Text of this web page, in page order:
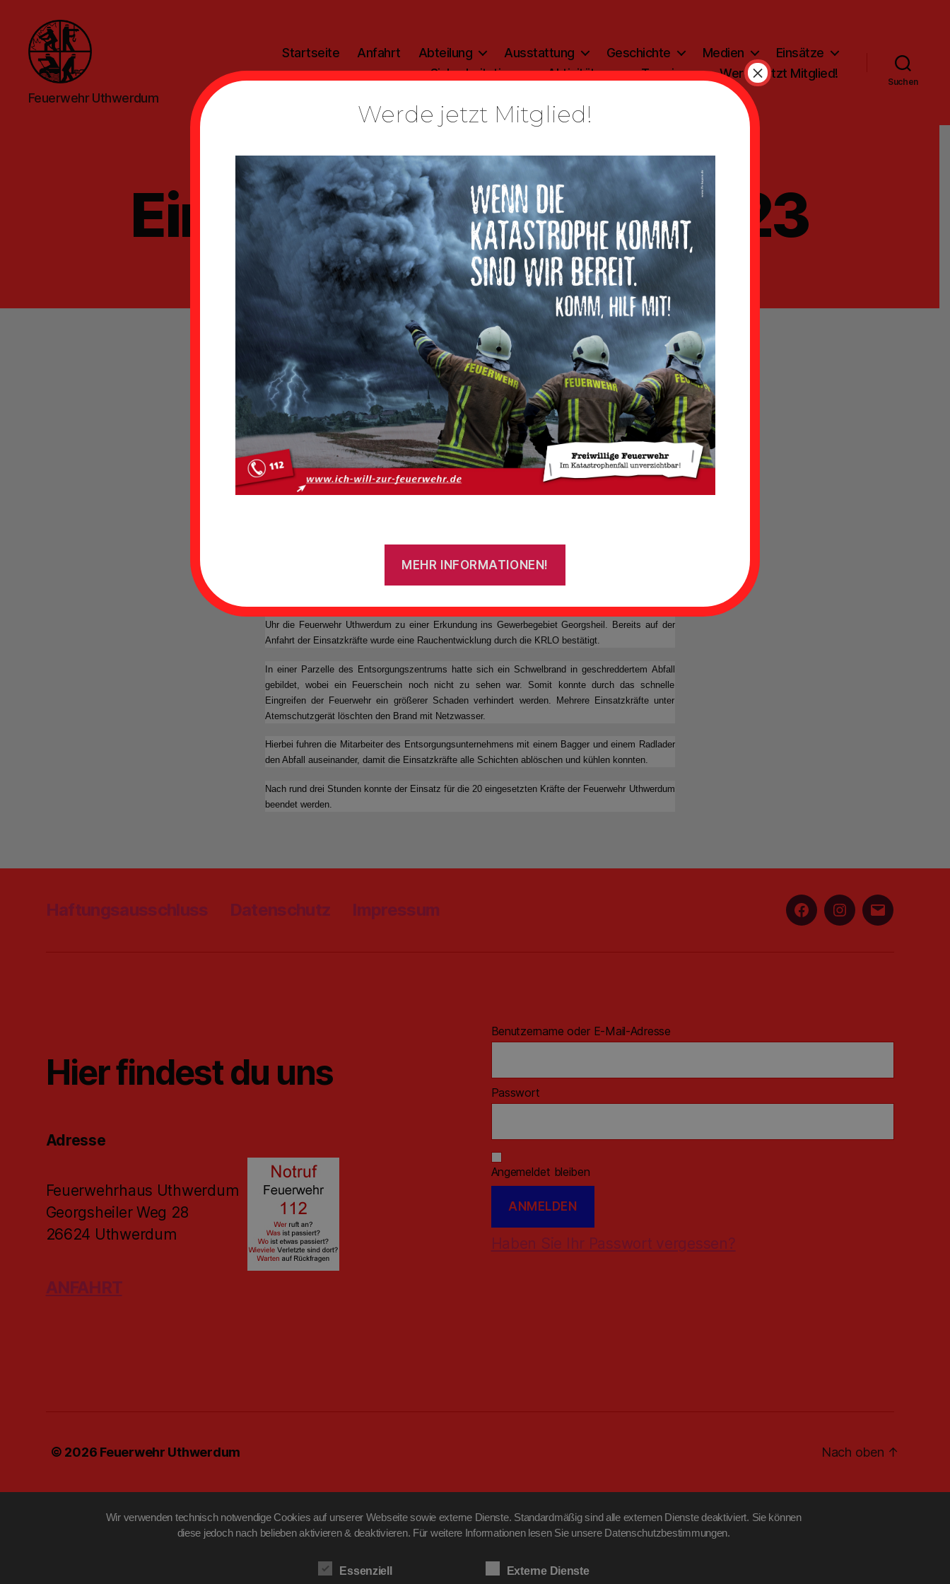
Feuerwehr
Uthwerdum
Feuerwehr Uthwerdum
Startseite Anfahrt Abteilung Ausstattung Geschichte Medien
Einsätze
Sicherheitstipp
Aktivitäten Termine Werde jetzt Mitglied!
Suchen
ALLGEMEIN
Einsatzinfo: 2020-07-23
Beitragsautor
Von admin Veröffentlichungsdatum
24. Juli 2020
Schwelbrand im Entsorgungszentrum
Am Donnerstagabend alarmierte die Kooperative Regionalleitstelle Ostfriesland (KRLO) gegen 21:30
Uhr die Feuerwehr Uthwerdum zu einer Erkundung ins Gewerbegebiet Georgsheil. Bereits auf der
Anfahrt der Einsatzkräfte wurde eine Rauchentwicklung durch die KRLO bestätigt.
In einer Parzelle des Entsorgungszentrums hatte sich ein Schwelbrand in geschreddertem Abfall
gebildet, wobei ein Feuerschein noch nicht zu sehen war. Somit konnte durch das schnelle
Eingreifen der Feuerwehr ein größerer Schaden verhindert werden. Mehrere Einsatzkräfte unter
Atemschutzgerät löschten den Brand mit Netzwasser.
Hierbei fuhren die Mitarbeiter des Entsorgungsunternehmens mit einem Bagger und einem Radlader
den Abfall auseinander, damit die Einsatzkräfte alle Schichten ablöschen und kühlen konnten.
Nach rund drei Stunden konnte der Einsatz für die 20 eingesetzten Kräfte der Feuerwehr Uthwerdum
beendet werden.
Haftungsausschluss Datenschutz Impressum FacebookInstagram
E-
Hier findest du uns
Adresse
Feuerwehrhaus Uthwerdum
Georgsheiler Weg 28
26624 Uthwerdum
ANFAHRT
Benutzername oder E-Mail-Adresse
Passwort
Angemeldet bleiben
Haben Sie Ihr Passwort vergessen?
© 2026 Feuerwehr Uthwerdum Nach oben ↑
Werde jetzt Mitglied!
MEHR INFORMATIONEN!
×
Wir verwenden technisch notwendige Cookies auf unserer Webseite sowie externe Dienste. Standardmäßig sind alle externen Dienste deaktiviert. Sie können
diese jedoch nach belieben aktivieren & deaktivieren. Für weitere Informationen lesen Sie unsere Datenschutzbestimmungen.
Essenziell Externe Dienste